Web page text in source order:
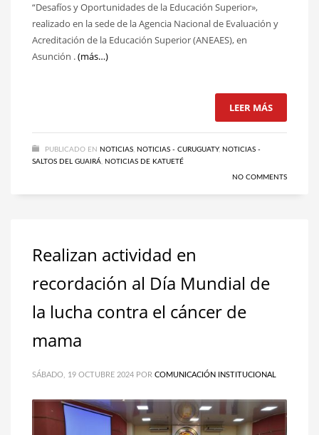
“Desafíos y Oportunidades de la Educación Superior»,
realizado en la sede de la Agencia Nacional de Evaluación y
Acreditación de la Educación Superior (ANEAES), en
Asunción .(más…)
LEER MÁS
PUBLICADO EN NOTICIAS, NOTICIAS - CURUGUATY, NOTICIAS -
SALTOS DEL GUAIRÁ, NOTICIAS DE KATUETÉ
NO COMMENTS
Realizan actividad en
recordación al Día Mundial de
la lucha contra el cáncer de
mama
SÁBADO, 19 OCTUBRE 2024 POR COMUNICACIÓN INSTITUCIONAL